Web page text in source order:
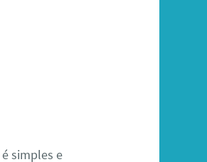
é simples e